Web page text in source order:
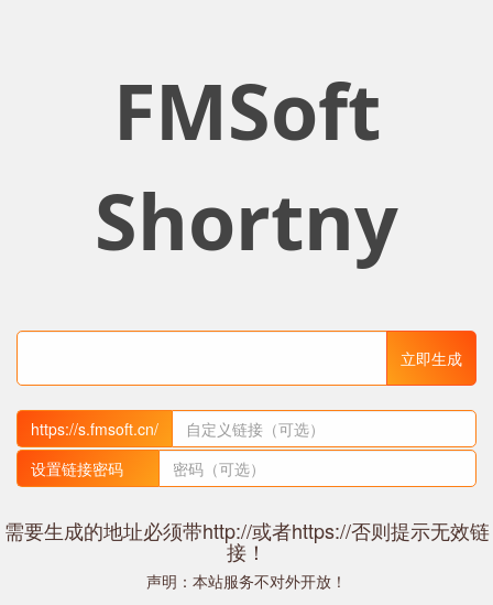
FMSoft
Shortny
立即生成
https://s.fmsoft.cn/
设置链接密码
需要生成的地址必须带http://或者https://否则提示无效链
接！
声明：本站服务不对外开放！